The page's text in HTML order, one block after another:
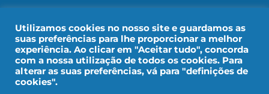
Utilizamos cookies no nosso site e guardamos as
suas preferências para lhe proporcionar a melhor
experiência. Ao clicar em "Aceitar tudo", concorda
com a nossa utilização de todos os cookies. Para
alterar as suas preferências, vá para "definições de
cookies".